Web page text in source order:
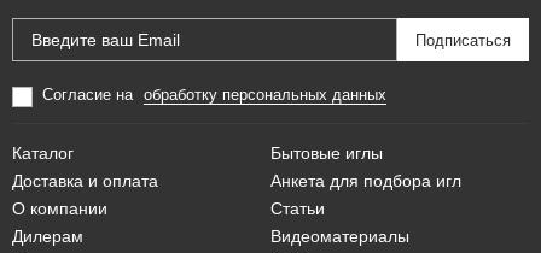
Согласие на обработку персональных данных
Каталог
Доставка и оплата
О компании
Дилерам
Бытовые иглы
Анкета для подбора игл
Статьи
Видеоматериалы